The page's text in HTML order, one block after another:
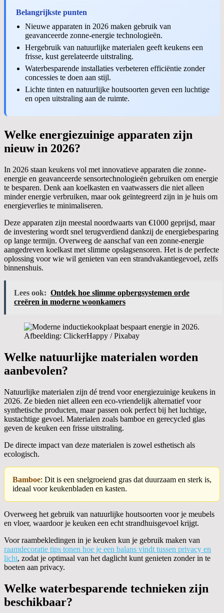
Belangrijkste punten
Nieuwe apparaten in 2026 maken gebruik van
geavanceerde zonne-energie technologieën.
Hergebruik van natuurlijke materialen geeft keukens een
frisse, kust gerelateerde uitstraling.
Waterbesparende installaties verbeteren efficiëntie zonder
concessies te doen aan stijl.
Lichte tinten en natuurlijke houtsoorten geven een luchtige
en open uitstraling aan de ruimte.
Welke energiezuinige apparaten zijn
nieuw in 2026?
In 2026 staan keukens vol met innovatieve apparaten die zonne-
energie en geavanceerde sensortechnologieën gebruiken om energie
te besparen. Denk aan koelkasten en vaatwassers die niet alleen
minder energie verbruiken, maar ook geïntegreerd zijn in je huis om
energieverlies te minimaliseren.
Deze apparaten zijn meestal noordwaarts van €1000 geprijsd, maar
de investering wordt snel terugverdiend dankzij de energiebesparing
op lange termijn. Overweeg de aanschaf van een zonne-energie
aangedreven koelkast met slimme opslagsensoren. Het is de perfecte
oplossing voor wie wil genieten van een strandvakantiegevoel, zelfs
binnenshuis.
Lees ook: Ontdek hoe slimme opbergsystemen orde
creëren in moderne woonkamers
Afbeelding: ClickerHappy / Pixabay
Welke natuurlijke materialen worden
aanbevolen?
Natuurlijke materialen zijn dé trend voor energiezuinige keukens in
2026. Ze bieden niet alleen een eco-vriendelijk alternatief voor
synthetische producten, maar passen ook perfect bij het luchtige,
kustachtige gevoel. Materialen zoals bamboe en gerecycled glas
geven de keuken een frisse uitstraling.
De directe impact van deze materialen is zowel esthetisch als
ecologisch.
Bamboe: Dit is een snelgroeiend gras dat duurzaam en sterk is,
ideaal voor keukenbladen en kasten.
Overweeg het gebruik van natuurlijke houtsoorten voor je meubels
en vloer, waardoor je keuken een echt strandhuisgevoel krijgt.
Voor raambekledingen in je keuken kun je gebruik maken van
raamdecoratie tips tonen hoe je een balans vindt tussen privacy en
licht, zodat je optimaal van het daglicht kunt genieten zonder in te
boeten aan privacy.
Welke waterbesparende technieken zijn
beschikbaar?